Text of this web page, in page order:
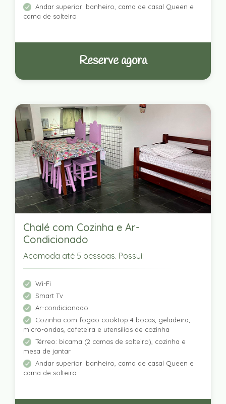
Andar superior: banheiro, cama de casal Queen e
cama de solteiro
Reserve agora
Chalé com Cozinha e Ar-
Condicionado
Acomoda até 5 pessoas. Possui:
Wi-Fi
Smart Tv
Ar-condicionado
Cozinha com fogão cooktop 4 bocas, geladeira,
micro-ondas, cafeteira e utensílios de cozinha
Térreo: bicama (2 camas de solteiro), cozinha e
mesa de jantar
Andar superior: banheiro, cama de casal Queen e
cama de solteiro